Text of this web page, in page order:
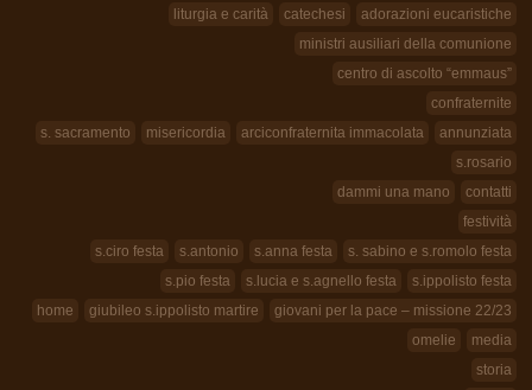
adorazioni eucaristiche
catechesi
liturgia e carità
ministri ausiliari della comunione
centro di ascolto “emmaus”
confraternite
annunziata
arciconfraternita immacolata
misericordia
s. sacramento
s.rosario
contatti
dammi una mano
festività
s. sabino e s.romolo festa
s.anna festa
s.antonio
s.ciro festa
s.ippolisto festa
s.lucia e s.agnello festa
s.pio festa
giovani per la pace – missione 22/23
giubileo s.ippolisto martire
home
media
omelie
storia